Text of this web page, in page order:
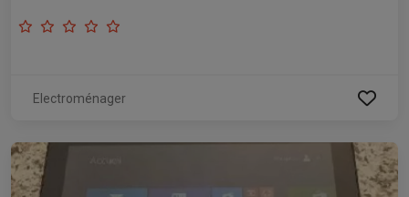
Electroménager